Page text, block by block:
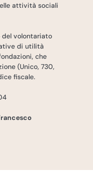
attività sociali
del volontariato
di utilità
che
(Unico, 730,
fiscale.